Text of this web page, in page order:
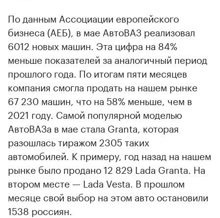
По данным Ассоциации европейского
бизнеса (АЕБ), в мае АвтоВАЗ реализовал
6012 новых машин. Эта цифра на 84%
меньше показателей за аналогичный период
прошлого года. По итогам пяти месяцев
компания смогла продать на нашем рынке
67 230 машин, что на 58% меньше, чем в
2021 году. Самой популярной моделью
АвтоВАЗа в мае стала Granta, которая
разошлась тиражом 2305 таких
автомобилей. К примеру, год назад на нашем
рынке было продано 12 829 Lada Granta. На
втором месте — Lada Vesta. В прошлом
месяце свой выбор на этом авто остановили
1538 россиян.